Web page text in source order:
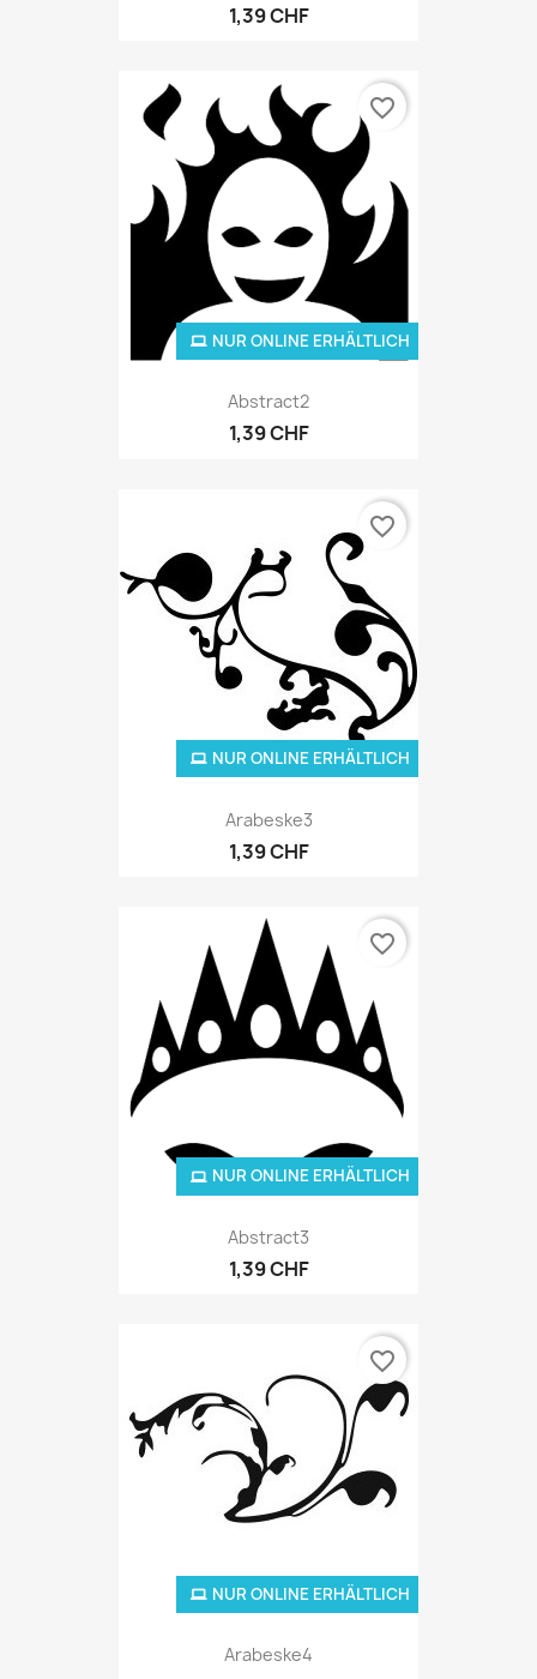
1,39 CHF
Abstract2
1,39 CHF
NUR ONLINE ERHÄLTLICH
favorite_border
Arabeske3
1,39 CHF
NUR ONLINE ERHÄLTLICH
favorite_border
Abstract3
1,39 CHF
NUR ONLINE ERHÄLTLICH
favorite_border
Arabeske4
NUR ONLINE ERHÄLTLICH
favorite_border